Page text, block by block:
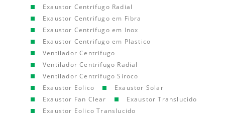
Exaustor Centrifugo Radial
Exaustor Centrifugo em Fibra
Exaustor Centrifugo em Inox
Exaustor Centrifugo em Plastico
Ventilador Centrifugo
Ventilador Centrifugo Radial
Ventilador Centrifugo Siroco
Exaustor Eolico
Exaustor Solar
Exaustor Fan Clear
Exaustor Translucido
Exaustor Eolico Translucido